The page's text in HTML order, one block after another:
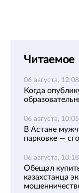
Читаемое
06 августа, 12:08
Когда
06 августа, 10:05
В Астане
парковке —
06 августа, 10:18
Обещал
казахстанца